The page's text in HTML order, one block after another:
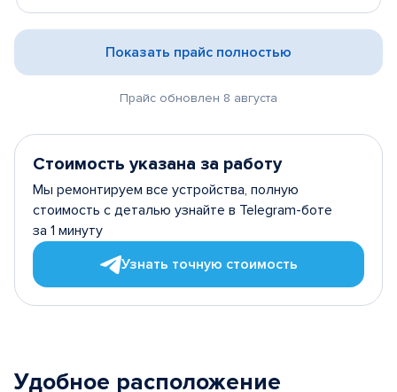
Показать прайс полностью
Прайс обновлен 8 августа
Стоимость указана за работу
Мы ремонтируем все устройства, полную
стоимость с деталью узнайте в Telegram-боте
за 1 минуту
Узнать точную стоимость
Удобное расположение